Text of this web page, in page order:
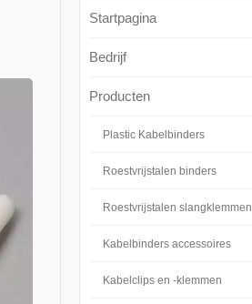
Startpagina
Bedrijf
Producten
Plastic Kabelbinders
Roestvrijstalen binders
Roestvrijstalen slangklemmen
Kabelbinders accessoires
Kabelclips en -klemmen